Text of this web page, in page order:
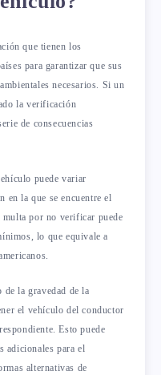
que tienen los
para garantizar que sus
necesarios. Si un
la verificación
de consecuencias
puede variar
en la que se encuentre el
por no verificar puede
lo que equivale a
de la gravedad de la
el vehículo del conductor
Esto puede
adicionales para el
alternativas de